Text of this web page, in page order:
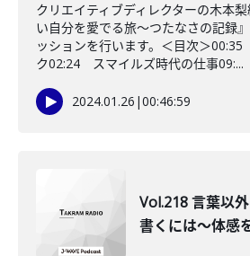
クリエイティブディレクターの木本
い自分を愛でる旅〜つたなさの記録
ッションを行います。＜目次＞
ク02:24 スマイルズ時代の仕事09:...
2024.01.26 |00:46:59
Vol.218 言葉以
書くには〜体感